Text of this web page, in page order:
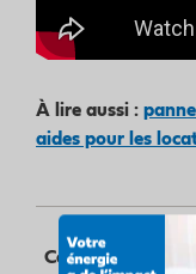
À lire aussi :
aides pour les
Consommer